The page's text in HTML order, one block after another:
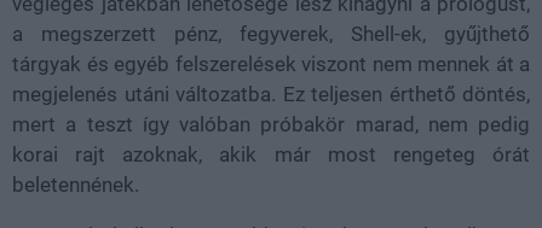
a megszerzett pénz, fegyverek, Shell-ek, gyűjthető
tárgyak és egyéb felszerelések viszont nem mennek át a
megjelenés utáni változatba. Ez teljesen érthető döntés,
mert a teszt így valóban próbakör marad, nem pedig
korai rajt azoknak, akik már most rengeteg órát
beletennének.